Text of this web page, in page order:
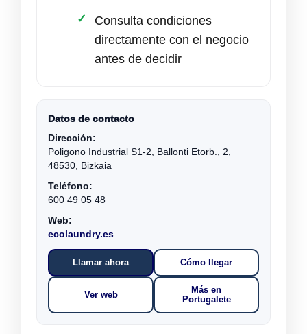
Consulta condiciones
directamente con el negocio
antes de decidir
Datos de contacto
Dirección:
Poligono Industrial S1-2, Ballonti Etorb., 2,
48530, Bizkaia
Teléfono:
600 49 05 48
Web:
ecolaundry.es
Llamar ahora Cómo llegar
Ver web
Más en
Portugalete